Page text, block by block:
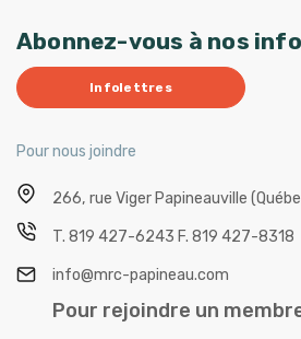
Abonnez-vous à nos
Infolettres
Pour nous joindre
266, rue Viger Papineauville
T. 819 427-6243 F. 819 427-8318
info@mrc-papineau.com
Pour rejoindre un